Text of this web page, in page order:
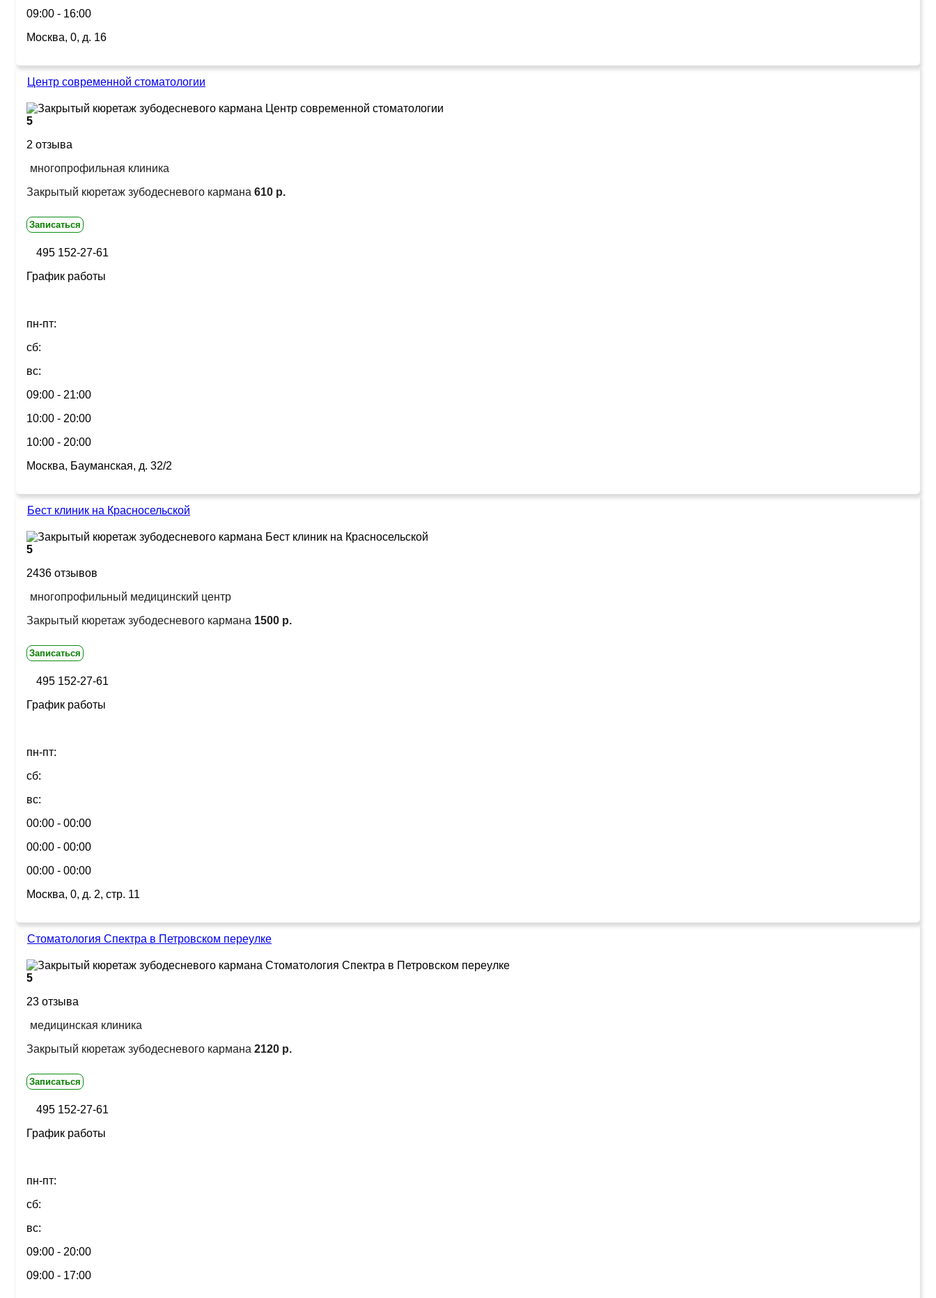
09:00 - 16:00
Москва, 0, д. 16
Центр современной стоматологии
5
2 отзыва
многопрофильная клиника
Закрытый кюретаж зубодесневого кармана 610 р.
Записаться
495 152-27-61
График работы
пн-пт:
сб:
вс:
09:00 - 21:00
10:00 - 20:00
10:00 - 20:00
Москва, Бауманская, д. 32/2
Бест клиник на Красносельской
5
2436 отзывов
многопрофильный медицинский центр
Закрытый кюретаж зубодесневого кармана 1500 р.
Записаться
495 152-27-61
График работы
пн-пт:
сб:
вс:
00:00 - 00:00
00:00 - 00:00
00:00 - 00:00
Москва, 0, д. 2, стр. 11
Стоматология Спектра в Петровском переулке
5
23 отзыва
медицинская клиника
Закрытый кюретаж зубодесневого кармана 2120 р.
Записаться
495 152-27-61
График работы
пн-пт:
сб:
вс:
09:00 - 20:00
09:00 - 17:00